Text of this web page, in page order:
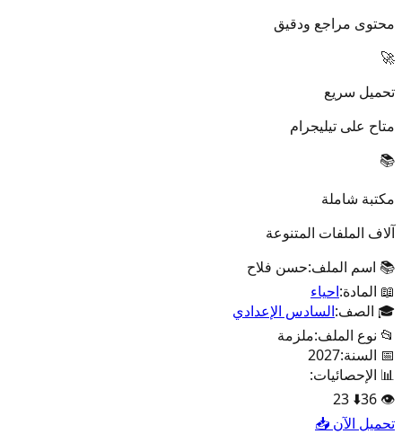
محتوى مراجع ودقيق
🚀
تحميل سريع
متاح على تيليجرام
📚
مكتبة شاملة
آلاف الملفات المتنوعة
📚 اسم الملف:حسن فلاح
📖 المادة:احياء
🎓 الصف:السادس الإعدادي
📂 نوع الملف:ملزمة
📅 السنة:2027
📊 الإحصائيات:
👁️
36
⬇️
23
تحميل الآن 📥